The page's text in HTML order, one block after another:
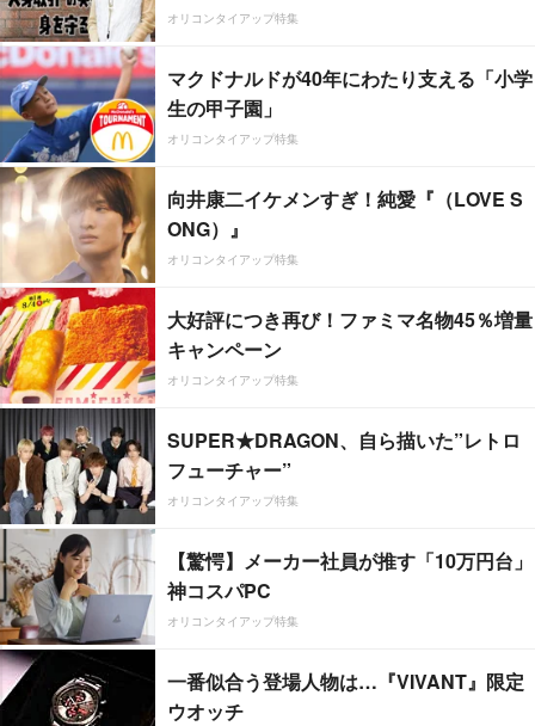
オリコンタイアップ特集
マクドナルドが40年にわたり支える「小学
生の甲子園」
オリコンタイアップ特集
向井康二イケメンすぎ！純愛『（LOVE S
ONG）』
オリコンタイアップ特集
大好評につき再び！ファミマ名物45％増量
キャンペーン
オリコンタイアップ特集
SUPER★DRAGON、自ら描いた”レトロ
フューチャー”
オリコンタイアップ特集
【驚愕】メーカー社員が推す「10万円台」
神コスパPC
オリコンタイアップ特集
一番似合う登場人物は…『VIVANT』限定
ウオッチ